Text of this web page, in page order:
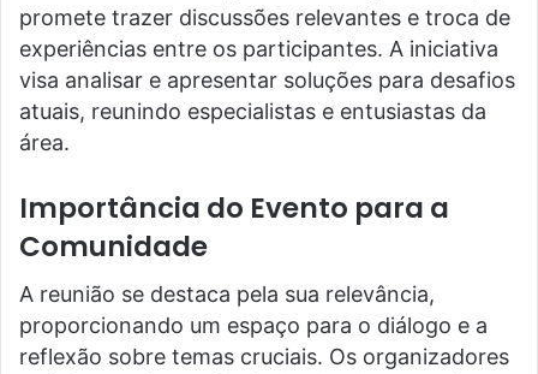
promete trazer discussões relevantes e troca de
experiências entre os participantes. A iniciativa
visa analisar e apresentar soluções para desafios
atuais, reunindo especialistas e entusiastas da
área.
Importância do Evento para a
Comunidade
A reunião se destaca pela sua relevância,
proporcionando um espaço para o diálogo e a
reflexão sobre temas cruciais. Os organizadores